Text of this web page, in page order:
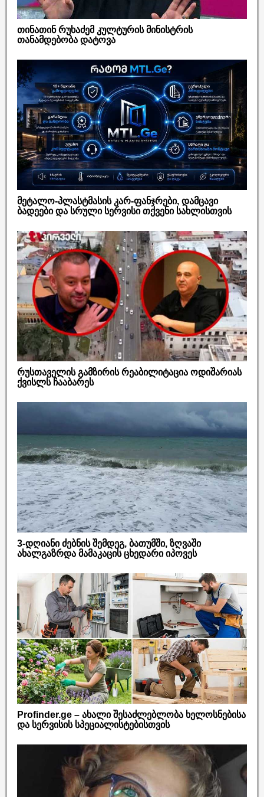
თინათინ რუხაძემ კულტურის მინისტრის
თანამდებობა დატოვა
მეტალო-პლასტმასის კარ-ფანჯრები, დამცავი
ბადეები და სრული სერვისი თქვენი სახლისთვის
რუსთაველის გამზირის რეაბილიტაცია ოდიშარიას
ქვისლს ჩააბარეს
3-დღიანი ძებნის შემდეგ, ბათუმში, ზღვაში
ახალგაზრდა მამაკაცის ცხედარი იპოვეს
Profinder.ge – ახალი შესაძლებლობა ხელოსნებისა
და სერვისის სპეციალისტებისთვის